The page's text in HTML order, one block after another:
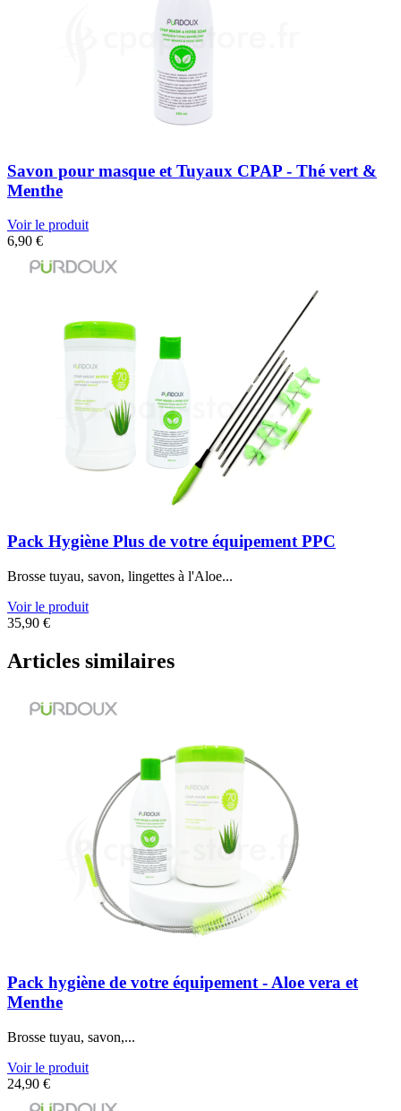
Savon pour masque et Tuyaux CPAP - Thé vert &
Menthe
Voir le produit
6,90 €
Pack Hygiène Plus de votre équipement PPC
Brosse tuyau, savon, lingettes à l'Aloe...
Voir le produit
35,90 €
Articles similaires
Pack hygiène de votre équipement - Aloe vera et
Menthe
Brosse tuyau, savon,...
Voir le produit
24,90 €